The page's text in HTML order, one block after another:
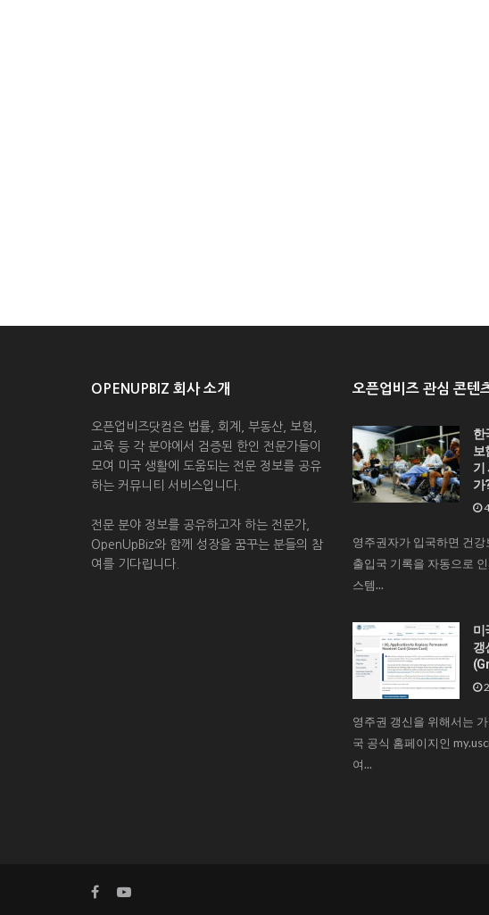
OPENUPBIZ 회사 소개
오픈업비즈닷컴은 법률, 회계, 부동산, 보험,
교육 등 각 분야에서 검증된 한인 전문가들이
모여 미국 생활에 도움되는 전문 정보를 공유
하는 커뮤니티 서비스입니다.
전문 분야 정보를 공유하고자 하는 전문가,
OpenUpBiz와 함께 성장을 꿈꾸는 분들의 참
여를 기다립니다.
오픈업비즈 관심 콘텐
한
보
기
가
영주권자가 입국하면 건
출입국 기록을 자동으로
스템...
미
갱
영주권 갱신을 위해서는
국 공식 홈페이지인
여...